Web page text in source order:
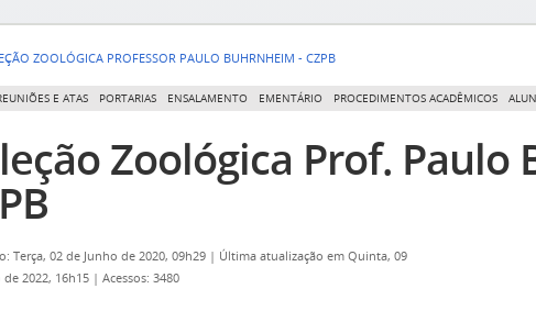
ZOOLÓGICA PROFESSOR PAULO BUHRNHEIM - CZPB
E ATAS PORTARIAS ENSALAMENTO EMENTÁRIO PROCEDIMENTOS ACADÊMICOS
Zoológica Prof. Paulo
Terça, 02 de Junho de 2020, 09h29 | Última atualização em Quinta, 09
de 2022, 16h15 | Acessos: 3480